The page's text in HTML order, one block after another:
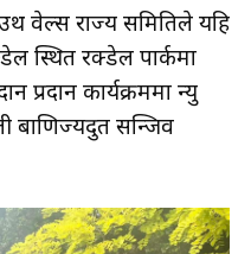
वेल्स राज्य समितिले यहि
स्थित रक्डेल पार्कमा
कार्यक्रममा न्यु
बाणिज्यदुत सन्जिव